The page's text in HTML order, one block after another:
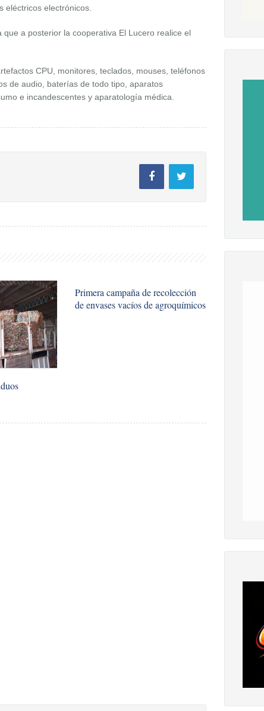
eléctricos electrónicos.
a posterior la cooperativa El Lucero realice el
CPU, monitores, teclados, mouses, teléfonos
de audio, baterías de todo tipo, aparatos
e incandescentes y aparatología médica.
Primera campaña de recolección
de envases vacíos de agroquímicos